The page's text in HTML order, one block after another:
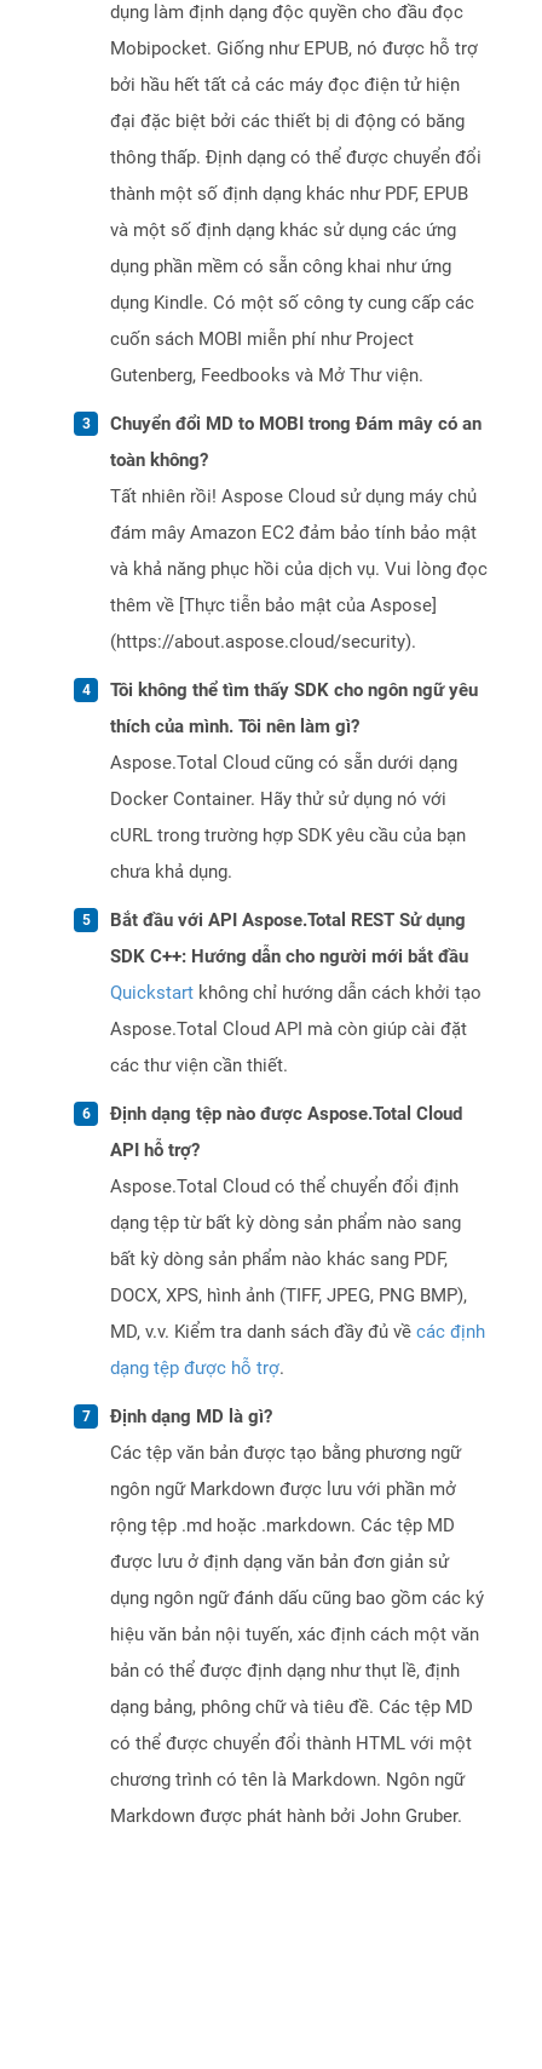
dụng làm định dạng độc quyền cho đầu đọc
Mobipocket. Giống như EPUB, nó được hỗ trợ
bởi hầu hết tất cả các máy đọc điện tử hiện
đại đặc biệt bởi các thiết bị di động có băng
thông thấp. Định dạng có thể được chuyển đổi
thành một số định dạng khác như PDF, EPUB
và một số định dạng khác sử dụng các ứng
dụng phần mềm có sẵn công khai như ứng
dụng Kindle. Có một số công ty cung cấp các
cuốn sách MOBI miễn phí như Project
Gutenberg, Feedbooks và Mở Thư viện.
Chuyển đổi MD to MOBI trong Đám mây có an
toàn không?
Tất nhiên rồi! Aspose Cloud sử dụng máy chủ
đám mây Amazon EC2 đảm bảo tính bảo mật
và khả năng phục hồi của dịch vụ. Vui lòng đọc
thêm về [Thực tiễn bảo mật của Aspose]
(https://about.aspose.cloud/security).
Tôi không thể tìm thấy SDK cho ngôn ngữ yêu
thích của mình. Tôi nên làm gì?
Aspose.Total Cloud cũng có sẵn dưới dạng
Docker Container. Hãy thử sử dụng nó với
cURL trong trường hợp SDK yêu cầu của bạn
chưa khả dụng.
Bắt đầu với API Aspose.Total REST Sử dụng
SDK C++: Hướng dẫn cho người mới bắt đầu
Quickstart không chỉ hướng dẫn cách khởi tạo
Aspose.Total Cloud API mà còn giúp cài đặt
các thư viện cần thiết.
Định dạng tệp nào được Aspose.Total Cloud
API hỗ trợ?
Aspose.Total Cloud có thể chuyển đổi định
dạng tệp từ bất kỳ dòng sản phẩm nào sang
bất kỳ dòng sản phẩm nào khác sang PDF,
DOCX, XPS, hình ảnh (TIFF, JPEG, PNG BMP),
MD, v.v. Kiểm tra danh sách đầy đủ về các định
dạng tệp được hỗ trợ.
Định dạng MD là gì?
Các tệp văn bản được tạo bằng phương ngữ
ngôn ngữ Markdown được lưu với phần mở
rộng tệp .md hoặc .markdown. Các tệp MD
được lưu ở định dạng văn bản đơn giản sử
dụng ngôn ngữ đánh dấu cũng bao gồm các ký
hiệu văn bản nội tuyến, xác định cách một văn
bản có thể được định dạng như thụt lề, định
dạng bảng, phông chữ và tiêu đề. Các tệp MD
có thể được chuyển đổi thành HTML với một
chương trình có tên là Markdown. Ngôn ngữ
Markdown được phát hành bởi John Gruber.